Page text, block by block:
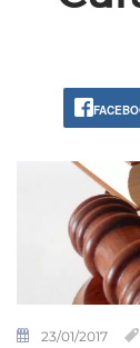
23/01/2017